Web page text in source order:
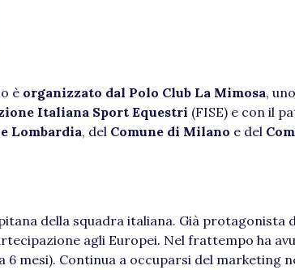
è organizzato dal Polo Club La Mimosa,
Italiana Sport Equestri (FISE) e con il
Lombardia, del Comune di Milano e del
della squadra italiana. Già protagonista
agli Europei. Nel frattempo ha
6 mesi). Continua a occuparsi del marketing